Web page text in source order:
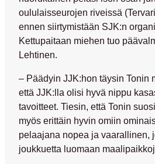
oululaisseurojen riveissä
ennen siirtymistään SJK:n
Kettupaitaan miehen tuo
Lehtinen.
– Päädyin JJK:hon täysin Tonin
että JJK:lla olisi hyvä nippu
tavoitteet. Tiesin, että Tonin
myös erittäin hyvin omiin
pelaajana nopea ja vaarallinen,
joukkuetta luomaan